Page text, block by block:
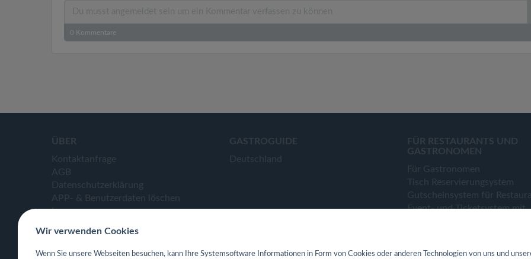
0 Kommentare
ÜBER
Kontaktanfrage
AGB
Datenschutzerklärung
APP- & Benutzerdaten löschen
Impressum
GASTROGUIDE
Deutschland
FÜR RESTAURANTS UND
GASTRONOMEN
Für Gastronomen
Tisch Reservierungsystem
Gutscheinsystem für
Event- und Ticketsystem mit
Wir verwenden Cookies
Wenn Sie unsere Webseiten besuchen, kann Ihre Systemsoftware Informationen in Form von Cookies oder anderen Technologien von uns und